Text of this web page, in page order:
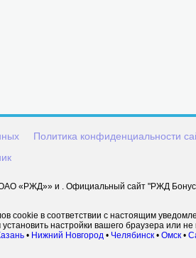
Политика конфиденциальности
«РЖД»» и . Официальный сайт "РЖД
cookie в соответствии с настоящим
настройки вашего браузера или не
• Нижний Новгород • Челябинск • Омск •